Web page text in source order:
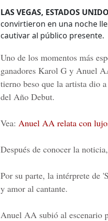
LAS VEGAS, ESTADOS
convirtieron en una noche
cautivar al público presente.
Uno de los momentos más
ganadores Karol G y Anuel
tierno beso que la artista dio
del Año Debut.
Vea: Anuel AA relata con
Después de conocer la
Por su parte, la intérprete de
y amor al cantante.
Anuel AA subió al escenario